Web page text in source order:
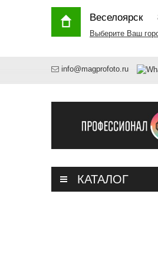
Веселоярск8
Выберите Ваш
info@magprofoto.ru
КАТАЛОГ